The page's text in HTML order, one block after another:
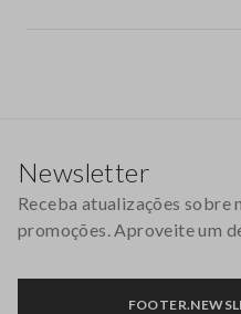
Newsletter
Receba atualizações sobre
promoções. Aproveite um